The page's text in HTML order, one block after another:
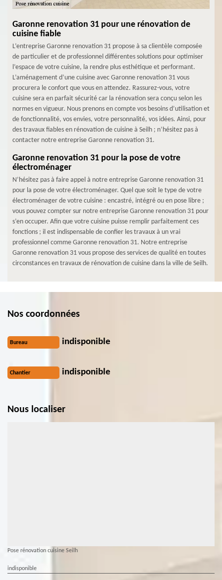
Garonne renovation 31 pour une rénovation de
cuisine fiable
L’entreprise Garonne renovation 31 propose à sa clientèle composée
de particulier et de professionnel différentes solutions pour optimiser
l’espace de votre cuisine, la rendre plus esthétique et performant.
L’aménagement d’une cuisine avec Garonne renovation 31 vous
procurera le confort que vous en attendez. Rassurez-vous, votre
cuisine sera en parfait sécurité car la rénovation sera conçu selon les
normes en vigueur. Nous prenons en compte vos besoins d’utilisation et
de fonctionnalité, vos envies, votre personnalité, vos idées. Ainsi, pour
des travaux fiables en rénovation de cuisine à Seilh ; n’hésitez pas à
contacter notre entreprise Garonne renovation 31.
Garonne renovation 31 pour la pose de votre
électroménager
N’hésitez pas à faire appel à notre entreprise Garonne renovation 31
pour la pose de votre électroménager. Quel que soit le type de votre
électroménager de votre cuisine : encastré, intégré ou en pose libre ;
vous pouvez compter sur notre entreprise Garonne renovation 31 pour
s’en occuper. Afin que votre cuisine puisse remplir parfaitement ces
fonctions ; il est indispensable de confier les travaux à un vrai
professionnel comme Garonne renovation 31. Notre entreprise
Garonne renovation 31 vous propose des services de qualité en toutes
circonstances en travaux de rénovation de cuisine dans la ville de Seilh.
Nos coordonnées
Bureau indisponible
Chantier indisponible
Nous localiser
Pose rénovation cuisine Seilh
indisponible